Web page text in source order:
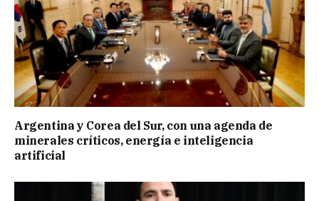
Argentina y Corea del Sur, con una agenda de
minerales críticos, energía e inteligencia
artificial